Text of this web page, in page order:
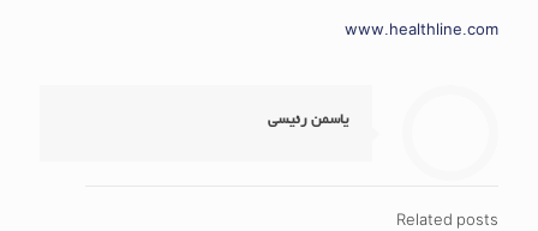
www.healthline.com
یاسمن رئیسی
Related posts